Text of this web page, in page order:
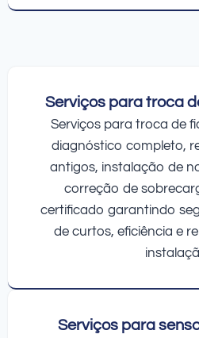
Serviços para troca
Serviços para troca de
diagnóstico completo,
antigos, instalação de
correção de
certificado garantindo
de curtos, eficiência e
Serviços para